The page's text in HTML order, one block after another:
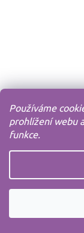
Používáme
prohlížení webu
funkce.